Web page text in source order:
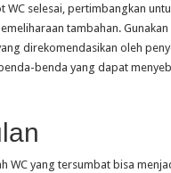
WC selesai, pertimbangkan
tambahan.
direkomendasikan oleh
benda yang dapat
WC yang tersumbat bisa